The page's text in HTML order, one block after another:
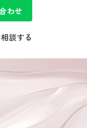
わせ
談する